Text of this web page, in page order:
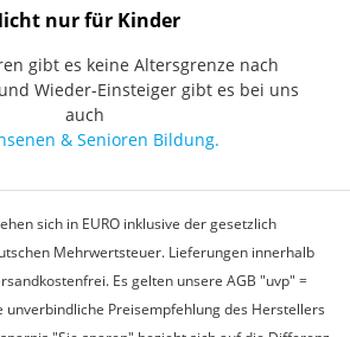
nur für Kinder
gibt es keine Altersgrenze nach
Wieder-Einsteiger gibt es bei uns
auch
& Senioren Bildung.
sich in EURO inklusive der gesetzlich
Mehrwertsteuer. Lieferungen innerhalb
Es gelten unsere AGB "uvp" =
Preisempfehlung des Herstellers